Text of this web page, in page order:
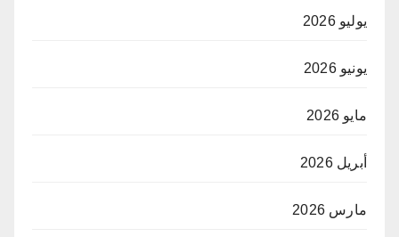
يوليو 2026
يونيو 2026
مايو 2026
أبريل 2026
مارس 2026